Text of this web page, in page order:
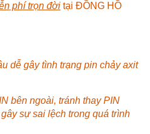
phí trọn đời tại ĐỒNG HỒ
dễ gây tình trạng pin chảy axit
bên ngoài, tránh thay PIN
sự sai lệch trong quá trình